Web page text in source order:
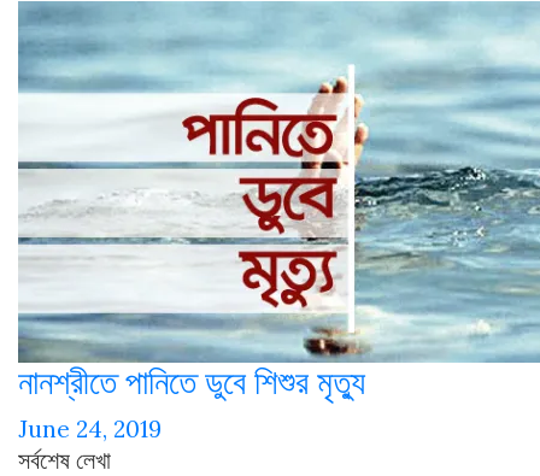
নানশ্রীতে পানিতে ডুবে শিশুর মৃত্যু
June 24, 2019
সর্বশেষ লেখা